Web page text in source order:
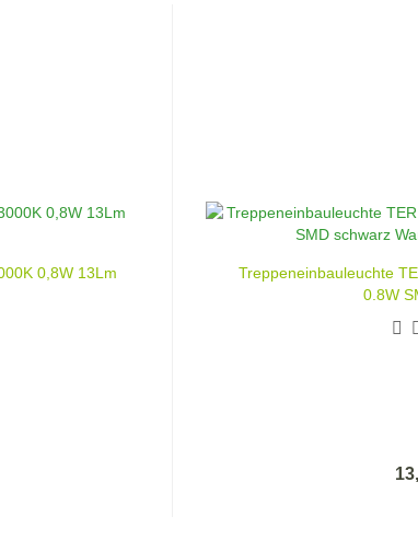
0,8W 13Lm
Treppeneinbauleuchte
0,8W